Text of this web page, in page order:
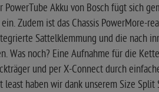
PowerTube Akku von Bosch fügt sich
Zudem ist das Chassis PowerMore-
Sattelklemmung und die nach
Was noch? Eine Aufnahme für die
und per X-Connect durch
least haben wir dank unserem Size